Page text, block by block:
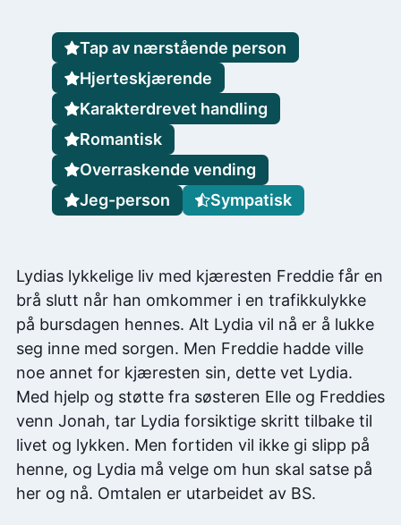
Lydias lykkelige liv med kjæresten Freddie får en
brå slutt når han omkommer i en trafikkulykke
på bursdagen hennes. Alt Lydia vil nå er å lukke
seg inne med sorgen. Men Freddie hadde ville
noe annet for kjæresten sin, dette vet Lydia.
Med hjelp og støtte fra søsteren Elle og Freddies
venn Jonah, tar Lydia forsiktige skritt tilbake til
livet og lykken. Men fortiden vil ikke gi slipp på
henne, og Lydia må velge om hun skal satse på
her og nå. Omtalen er utarbeidet av BS.
Tap av nærstående person
Hjerteskjærende
Karakterdrevet handling
Romantisk
Overraskende vending
Jeg-person
Sympatisk